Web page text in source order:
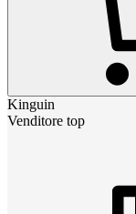
Kinguin
Venditore top